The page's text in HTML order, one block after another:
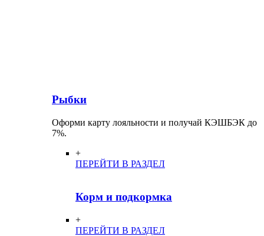
Рыбки
Оформи карту лояльности и получай КЭШБЭК до
7%.
+
ПЕРЕЙТИ В РАЗДЕЛ
Корм и подкормка
+
ПЕРЕЙТИ В РАЗДЕЛ